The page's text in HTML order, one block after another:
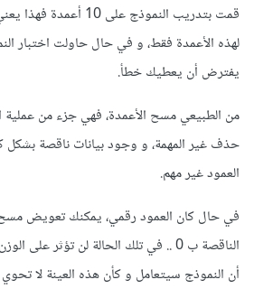
قمت بتدريب النموذج على
يفترض أن يعطيك خطأ.
من الطبيعي مسح الأعمدة، فهي جزء من عملية
حذف غير المهمة، و وجود بيانات ناقصة
العمود غير مهم.
في حال كان العمود رقمي، يمكنك تعويض مسح
الناقصة ب 0 .. في تلك الحالة لن تؤثر
أن النموذج سيتعامل و كأن هذه العينة لا